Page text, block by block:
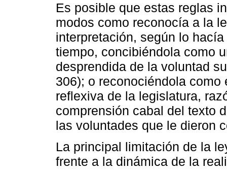
Es posible que estas reglas
modos como reconocía a la
interpretación, según lo
tiempo, concibiéndola como
desprendida de la voluntad
306); o reconociéndola
reflexiva de la legislatura,
comprensión cabal del texto
las voluntades que le dieron
La principal limitación de la
frente a la dinámica de la